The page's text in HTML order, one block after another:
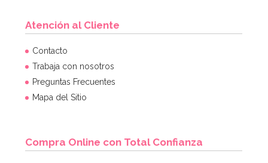
Atención al Cliente
Contacto
Trabaja con nosotros
Preguntas Frecuentes
Mapa del Sitio
Compra Online con Total Confianza